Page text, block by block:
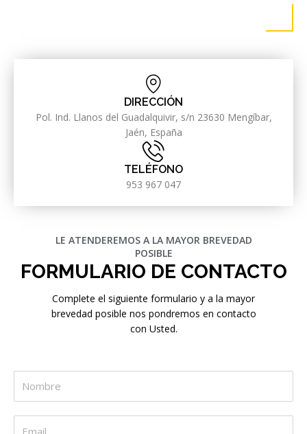
DIRECCIÓN
Pol. Ind. Llanos del Guadalquivir, s/n 23630 Mengíbar,
Jaén, España
TELÉFONO
953 967 047
LE ATENDEREMOS A LA MAYOR BREVEDAD
POSIBLE
FORMULARIO DE CONTACTO
Complete el siguiente formulario y a la mayor
brevedad posible nos pondremos en contacto
con Usted.